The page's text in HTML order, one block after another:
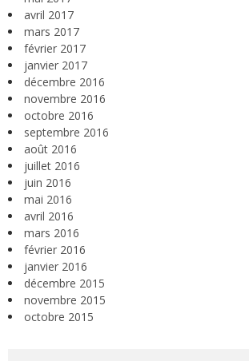
avril 2017
mars 2017
février 2017
janvier 2017
décembre 2016
novembre 2016
octobre 2016
septembre 2016
août 2016
juillet 2016
juin 2016
mai 2016
avril 2016
mars 2016
février 2016
janvier 2016
décembre 2015
novembre 2015
octobre 2015